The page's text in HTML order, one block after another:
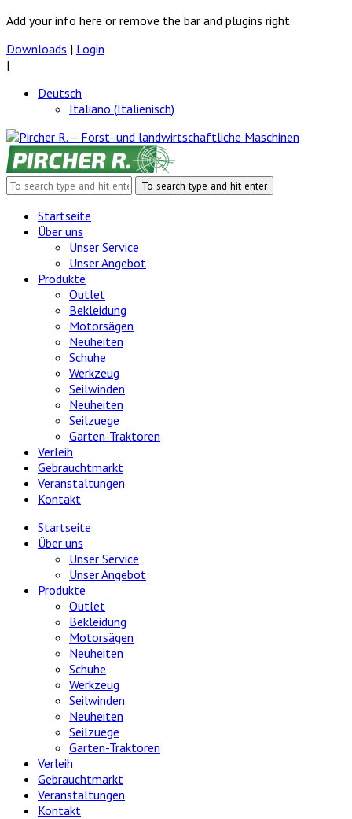
Add your info here or remove the bar and plugins right.
Downloads | Login
|
Deutsch
Italiano (Italienisch)
Startseite
Über uns
Unser Service
Unser Angebot
Produkte
Outlet
Bekleidung
Motorsägen
Neuheiten
Schuhe
Werkzeug
Seilwinden
Neuheiten
Seilzuege
Garten-Traktoren
Verleih
Gebrauchtmarkt
Veranstaltungen
Kontakt
Startseite
Über uns
Unser Service
Unser Angebot
Produkte
Outlet
Bekleidung
Motorsägen
Neuheiten
Schuhe
Werkzeug
Seilwinden
Neuheiten
Seilzuege
Garten-Traktoren
Verleih
Gebrauchtmarkt
Veranstaltungen
Kontakt